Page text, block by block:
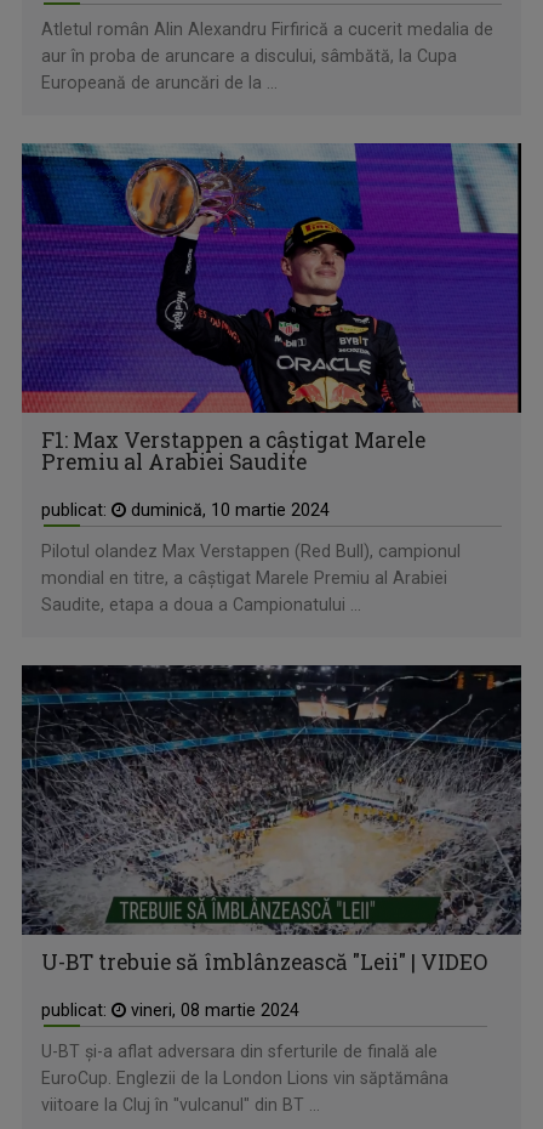
Atletul român Alin Alexandru Firfirică a cucerit medalia de
aur în proba de aruncare a discului, sâmbătă, la Cupa
Europeană de aruncări de la ...
F1: Max Verstappen a câştigat Marele
Premiu al Arabiei Saudite
publicat: duminică, 10 martie 2024
Pilotul olandez Max Verstappen (Red Bull), campionul
mondial en titre, a câştigat Marele Premiu al Arabiei
Saudite, etapa a doua a Campionatului ...
U-BT trebuie să îmblânzească "Leii" | VIDEO
publicat: vineri, 08 martie 2024
U-BT și-a aflat adversara din sferturile de finală ale
EuroCup. Englezii de la London Lions vin săptămâna
viitoare la Cluj în "vulcanul" din BT ...